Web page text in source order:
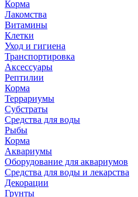
Корма
Лакомства
Витамины
Клетки
Уход и гигиена
Транспортировка
Аксессуары
Рептилии
Корма
Террариумы
Субстраты
Средства для воды
Рыбы
Корма
Аквариумы
Оборудование для аквариумов
Средства для воды и лекарства
Декорации
Грунты